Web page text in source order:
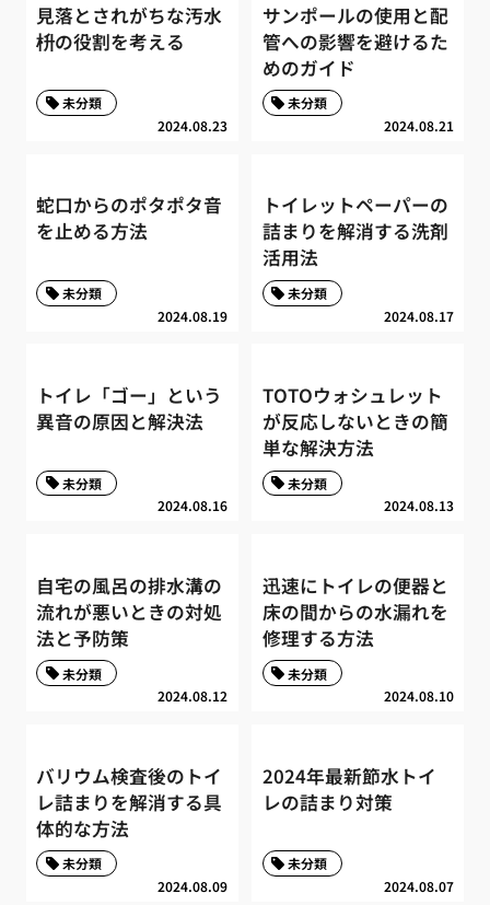
見落とされがちな汚水
枡の役割を考える
2024.08.23
未分類
サンポールの使用と配
管への影響を避けるた
めのガイド
2024.08.21
未分類
蛇口からのポタポタ音
を止める方法
2024.08.19
未分類
トイレットペーパーの
詰まりを解消する洗剤
活用法
2024.08.17
未分類
トイレ「ゴー」という
異音の原因と解決法
2024.08.16
未分類
TOTOウォシュレット
が反応しないときの簡
単な解決方法
2024.08.13
未分類
自宅の風呂の排水溝の
流れが悪いときの対処
法と予防策
2024.08.12
未分類
迅速にトイレの便器と
床の間からの水漏れを
修理する方法
2024.08.10
未分類
バリウム検査後のトイ
レ詰まりを解消する具
体的な方法
2024.08.09
未分類
2024年最新節水トイ
レの詰まり対策
2024.08.07
未分類